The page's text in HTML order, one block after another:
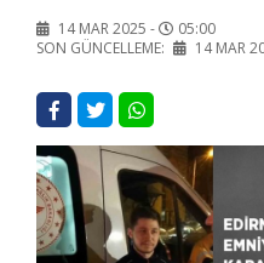
14 MAR 2025 -
05:00
SON GÜNCELLEME:
14 MAR